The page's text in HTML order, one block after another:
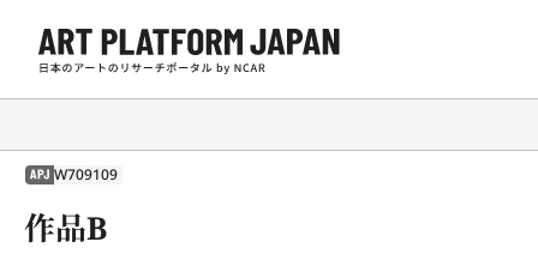
APJ W709109
作品B